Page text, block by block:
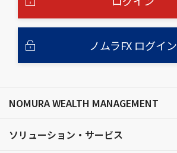
ノムラFX ログイン
NOMURA WEALTH MANAGEMENT
ソリューション・サービス